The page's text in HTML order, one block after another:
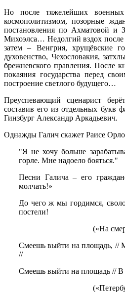
Но после тяжелейших
космополитизмом, позорные
постановления по Ахматовой и
Михоэлса… Недолгий вздох после
затем – Венгрия, хрущёвские
духовенство, Чехословакия,
брежневского правления. После
покаяния государства перед
построение светлого будущего…
Преуспевающий сценарист
составив его из отдельных букв
Гинзбург Александр Аркадьевич.
Однажды Галич скажет Раисе
"Я не хочу больше
горле. Мне надоело бояться."
Песни Галича – его
молчать!»
До чего ж мы гордимся,
постели!
(«На
Смеешь выйти на площадь, //
//
Смеешь выйти на площадь // В